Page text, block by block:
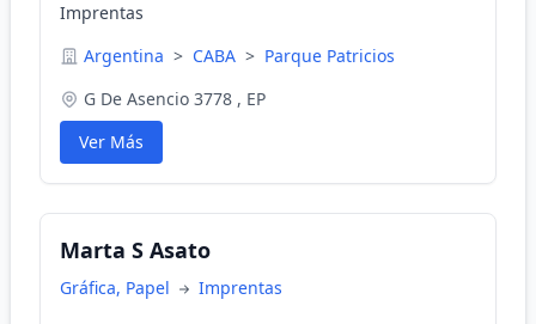
Imprentas
Argentina > CABA > Parque Patricios
G De Asencio 3778 , EP
Ver Más
Marta S Asato
Gráfica, Papel
Imprentas